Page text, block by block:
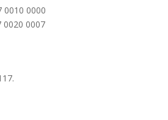
0010 0000
0020 0007